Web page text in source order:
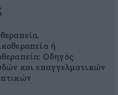
ή
Οδηγός
και επαγγελματικών